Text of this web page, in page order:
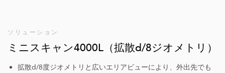
ソリューション
ミニスキャン4000L（拡散d/8ジオメトリ）
拡散d/8度ジオメトリと広いエリアビューにより、外出先でも